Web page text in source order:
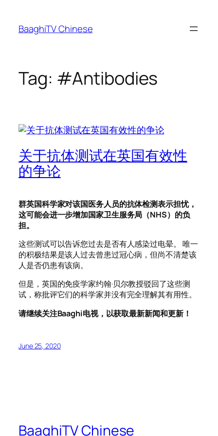
content
BaaghiTV Chinese
Tag: #Antibodies
关于抗体测试在英国有效性
的争论
群英国科学家对该国医务人员的抗体检测表示担忧，
这可能会进一步增加国家卫生服务局（NHS）的负
担。
这些测试可以告诉您过去是否有人感染过电晕。 唯一
的积极结果是该人过去曾患过冠心病，但尚不清楚该
人是否仍患有该病。
但是，英国的免疫学家约翰·贝尔教授驳回了这些测
试，称批评它们的科学家并没有完全理解其有用性。
请继续关注Baaghi电视，以获取最新新闻和更新！
June 25, 2020
BaaghiTV Chinese